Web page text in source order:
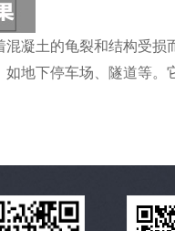
凝土的龟裂和结构受损
地下停车场、隧道等。